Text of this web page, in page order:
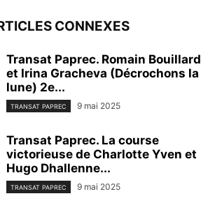
CONNEXES
Transat Paprec. Romain Bouillard
et Irina Gracheva (Décrochons la
lune) 2e...
TRANSAT PAPREC 9 mai 2025
Transat Paprec. La course
victorieuse de Charlotte Yven et
Hugo Dhallenne...
TRANSAT PAPREC 9 mai 2025